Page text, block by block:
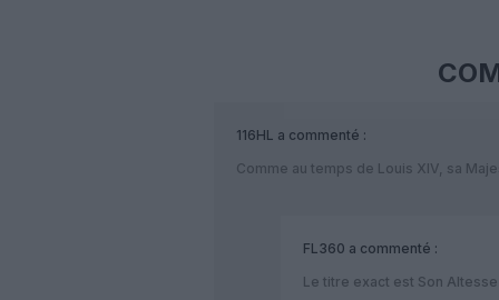
116HL a commenté :
Comme au temps de Louis XIV, sa
FL360 a commenté :
Le titre exact est Son